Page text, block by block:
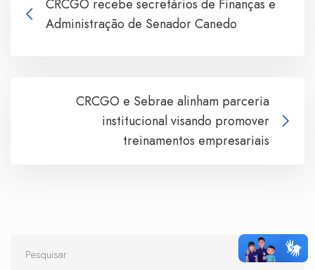
CRCGO recebe secretários de Finanças e
Administração de Senador Canedo
CRCGO e Sebrae alinham parceria
institucional visando promover
treinamentos empresariais